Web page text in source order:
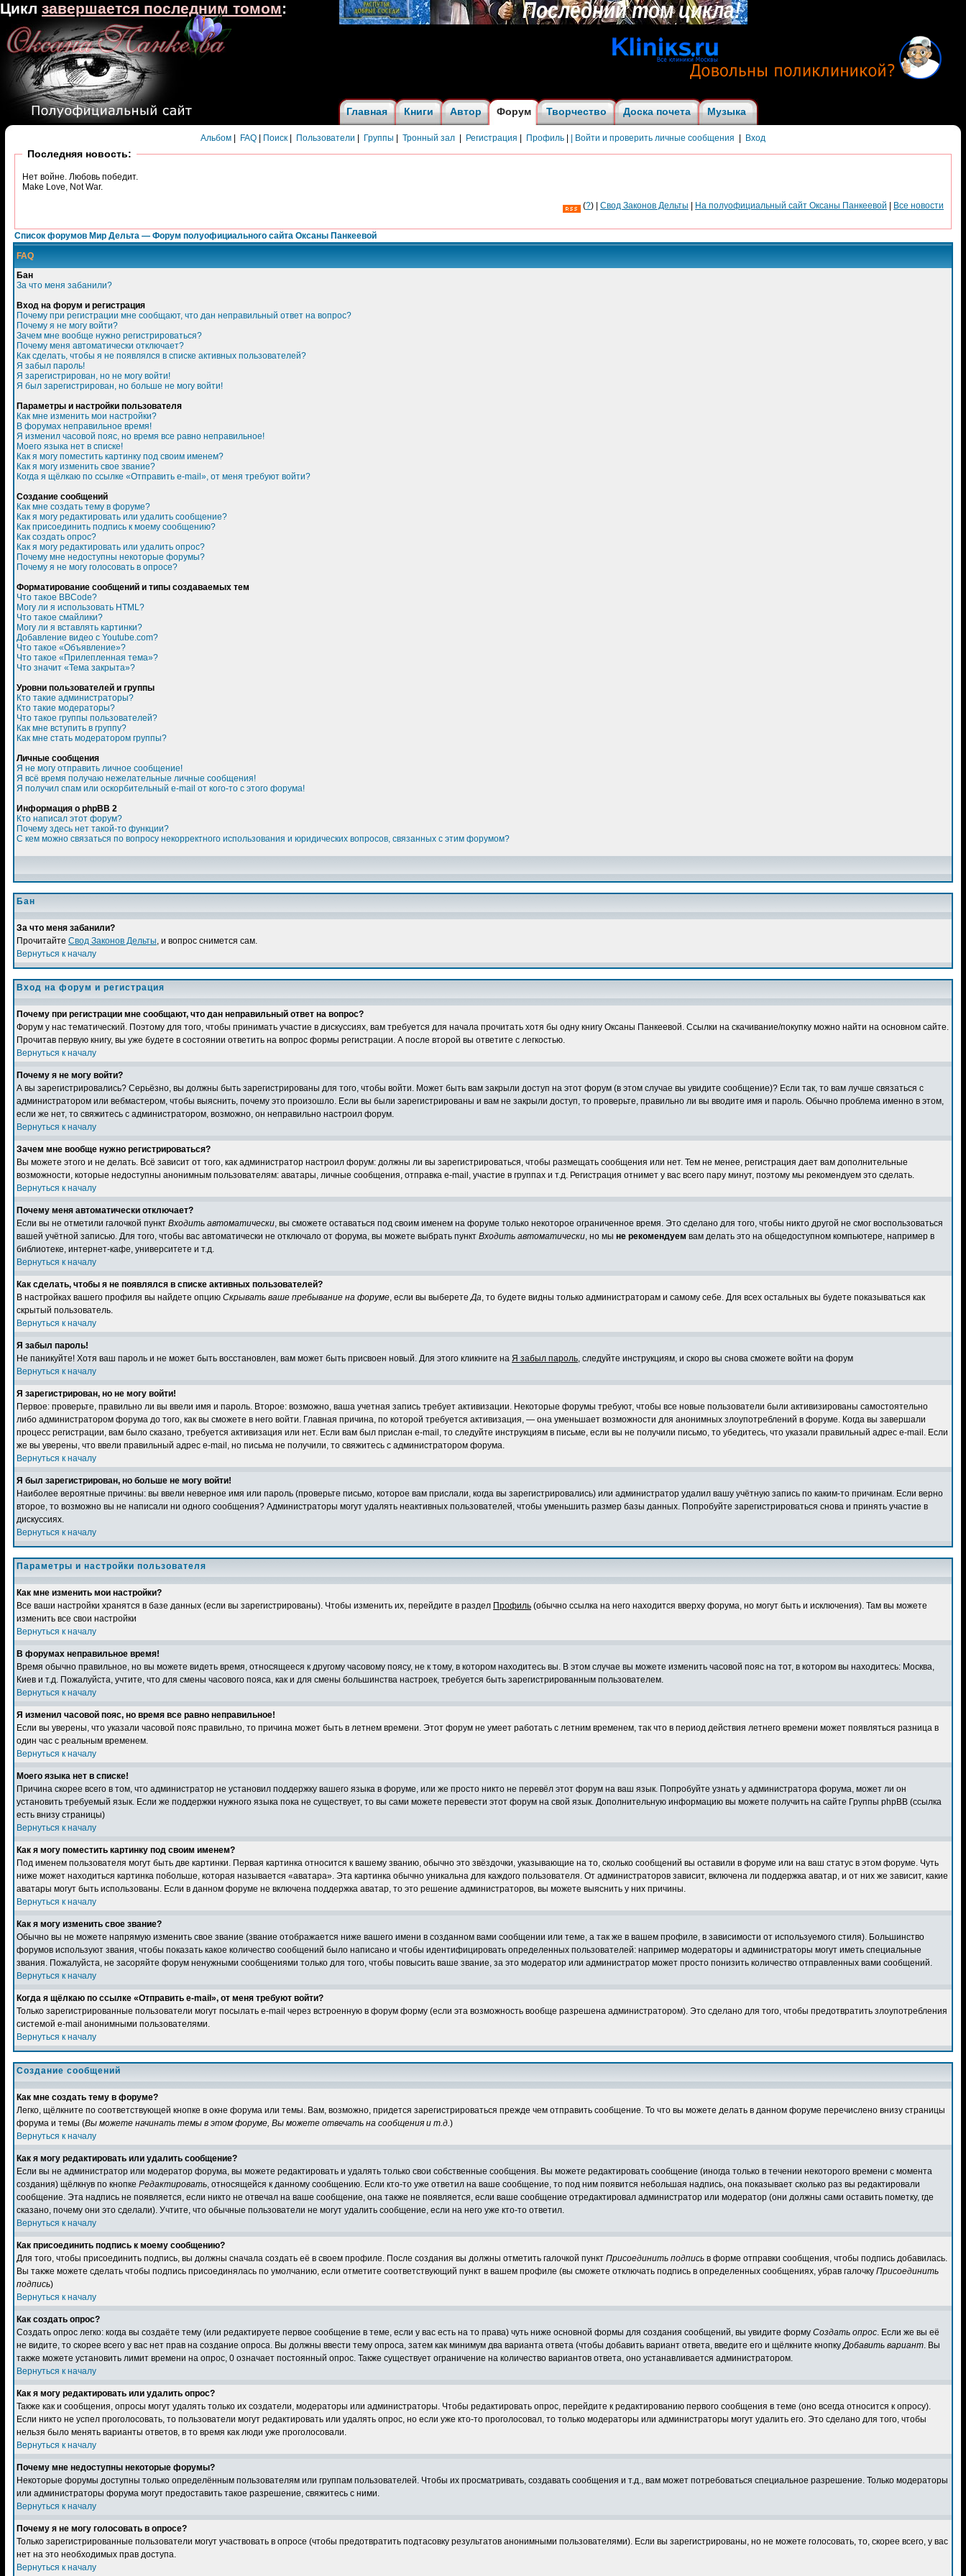
Главная Книги Автор Форум Творчество Доска почета Музыка
Альбом FAQ Поиск Пользователи Группы Тронный зал Регистрация Профиль | Войти и проверить личные сообщения Вход
Последняя новость:
Нет войне. Любовь победит.
Make Love, Not War.
(?) | Cвод Законов Дельты На полуофициальный сайт Оксаны Панкеевой Все новости
Список форумов Мир Дельта — Форум полуофициального сайта Оксаны Панкеевой
FAQ
Бан
За что меня забанили?
Вход на форум и регистрация
Почему при регистрации мне сообщают, что дан неправильный ответ на вопрос?
Почему я не могу войти?
Зачем мне вообще нужно регистрироваться?
Почему меня автоматически отключает?
Как сделать, чтобы я не появлялся в списке активных пользователей?
Я забыл пароль!
Я зарегистрирован, но не могу войти!
Я был зарегистрирован, но больше не могу войти!
Параметры и настройки пользователя
Как мне изменить мои настройки?
В форумах неправильное время!
Я изменил часовой пояс, но время все равно неправильное!
Моего языка нет в списке!
Как я могу поместить картинку под своим именем?
Как я могу изменить свое звание?
Когда я щёлкаю по ссылке «Отправить e-mail», от меня требуют войти?
Создание сообщений
Как мне создать тему в форуме?
Как я могу редактировать или удалить сообщение?
Как присоединить подпись к моему сообщению?
Как создать опрос?
Как я могу редактировать или удалить опрос?
Почему мне недоступны некоторые форумы?
Почему я не могу голосовать в опросе?
Форматирование сообщений и типы создаваемых тем
Что такое BBCode?
Могу ли я использовать HTML?
Что такое смайлики?
Могу ли я вставлять картинки?
Добавление видео с Youtube.com?
Что такое «Объявление»?
Что такое «Прилепленная тема»?
Что значит «Тема закрыта»?
Уровни пользователей и группы
Кто такие администраторы?
Кто такие модераторы?
Что такое группы пользователей?
Как мне вступить в группу?
Как мне стать модератором группы?
Личные сообщения
Я не могу отправить личное сообщение!
Я всё время получаю нежелательные личные сообщения!
Я получил спам или оскорбительный e-mail от кого-то с этого форума!
Информация о phpBB 2
Кто написал этот форум?
Почему здесь нет такой-то функции?
С кем можно связаться по вопросу некорректного использования и юридических вопросов, связанных с этим форумом?
Бан
За что меня забанили?
Прочитайте Свод Законов Дельты , и вопрос снимется сам.
Вернуться к началу
Вход на форум и регистрация
Почему при регистрации мне сообщают, что дан неправильный ответ на вопрос?
Форум у нас тематический. Поэтому для того, чтобы принимать участие в дискуссиях, вам требуется для начала прочитать хотя бы одну книгу Оксаны Панкеевой. Ссылки на скачивание/покупку можно найти на основном сайте.
Прочитав первую книгу, вы уже будете в состоянии ответить на вопрос формы регистрации. А после второй вы ответите с легкостью.
Вернуться к началу
Почему я не могу войти?
А вы зарегистрировались? Серьёзно, вы должны быть зарегистрированы для того, чтобы войти. Может быть вам закрыли доступ на этот форум (в этом случае вы увидите сообщение)? Если так, то вам лучше связаться с
администратором или вебмастером, чтобы выяснить, почему это произошло. Если вы были зарегистрированы и вам не закрыли доступ, то проверьте, правильно ли вы вводите имя и пароль. Обычно проблема именно в этом,
если же нет, то свяжитесь с администратором, возможно, он неправильно настроил форум.
Вернуться к началу
Зачем мне вообще нужно регистрироваться?
Вы можете этого и не делать. Всё зависит от того, как администратор настроил форум: должны ли вы зарегистрироваться, чтобы размещать сообщения или нет. Тем не менее, регистрация дает вам дополнительные
возможности, которые недоступны анонимным пользователям: аватары, личные сообщения, отправка e-mail, участие в группах и т.д. Регистрация отнимет у вас всего пару минут, поэтому мы рекомендуем это сделать.
Вернуться к началу
Почему меня автоматически отключает?
Если вы не отметили галочкой пункт Входить автоматически , вы сможете оставаться под своим именем на форуме только некоторое ограниченное время. Это сделано для того, чтобы никто другой не смог воспользоваться
вашей учётной записью. Для того, чтобы вас автоматически не отключало от форума, вы можете выбрать пункт Входить автоматически , но мы не рекомендуем вам делать это на общедоступном компьютере, например в
библиотеке, интернет-кафе, университете и т.д.
Вернуться к началу
Как сделать, чтобы я не появлялся в списке активных пользователей?
В настройках вашего профиля вы найдете опцию Скрывать ваше пребывание на форуме , если вы выберете Да , то будете видны только администраторам и самому себе. Для всех остальных вы будете показываться как
скрытый пользователь.
Вернуться к началу
Я забыл пароль!
Не паникуйте! Хотя ваш пароль и не может быть восстановлен, вам может быть присвоен новый. Для этого кликните на Я забыл пароль , следуйте инструкциям, и скоро вы снова сможете войти на форум
Вернуться к началу
Я зарегистрирован, но не могу войти!
Первое: проверьте, правильно ли вы ввели имя и пароль. Второе: возможно, ваша учетная запись требует активизации. Некоторые форумы требуют, чтобы все новые пользователи были активизированы самостоятельно
либо администратором форума до того, как вы сможете в него войти. Главная причина, по которой требуется активизация, — она уменьшает возможности для анонимных злоупотреблений в форуме. Когда вы завершали
процесс регистрации, вам было сказано, требуется активизация или нет. Если вам был прислан e-mail, то следуйте инструкциям в письме, если вы не получили письмо, то убедитесь, что указали правильный адрес e-mail. Если
же вы уверены, что ввели правильный адрес e-mail, но письма не получили, то свяжитесь с администратором форума.
Вернуться к началу
Я был зарегистрирован, но больше не могу войти!
Наиболее вероятные причины: вы ввели неверное имя или пароль (проверьте письмо, которое вам прислали, когда вы зарегистрировались) или администратор удалил вашу учётную запись по каким-то причинам. Если верно
второе, то возможно вы не написали ни одного сообщения? Администраторы могут удалять неактивных пользователей, чтобы уменьшить размер базы данных. Попробуйте зарегистрироваться снова и принять участие в
дискуссиях.
Вернуться к началу
Параметры и настройки пользователя
Как мне изменить мои настройки?
Все ваши настройки хранятся в базе данных (если вы зарегистрированы). Чтобы изменить их, перейдите в раздел Профиль (обычно ссылка на него находится вверху форума, но могут быть и исключения). Там вы можете
изменить все свои настройки
Вернуться к началу
В форумах неправильное время!
Время обычно правильное, но вы можете видеть время, относящееся к другому часовому поясу, не к тому, в котором находитесь вы. В этом случае вы можете изменить часовой пояс на тот, в котором вы находитесь: Москва,
Киев и т.д. Пожалуйста, учтите, что для смены часового пояса, как и для смены большинства настроек, требуется быть зарегистрированным пользователем.
Вернуться к началу
Я изменил часовой пояс, но время все равно неправильное!
Если вы уверены, что указали часовой пояс правильно, то причина может быть в летнем времени. Этот форум не умеет работать с летним временем, так что в период действия летнего времени может появляться разница в
один час с реальным временем.
Вернуться к началу
Моего языка нет в списке!
Причина скорее всего в том, что администратор не установил поддержку вашего языка в форуме, или же просто никто не перевёл этот форум на ваш язык. Попробуйте узнать у администратора форума, может ли он
установить требуемый язык. Если же поддержки нужного языка пока не существует, то вы сами можете перевести этот форум на свой язык. Дополнительную информацию вы можете получить на сайте Группы phpBB (ссылка
есть внизу страницы)
Вернуться к началу
Как я могу поместить картинку под своим именем?
Под именем пользователя могут быть две картинки. Первая картинка относится к вашему званию, обычно это звёздочки, указывающие на то, сколько сообщений вы оставили в форуме или на ваш статус в этом форуме. Чуть
ниже может находиться картинка побольше, которая называется «аватара». Эта картинка обычно уникальна для каждого пользователя. От администраторов зависит, включена ли поддержка аватар, и от них же зависит, какие
аватары могут быть использованы. Если в данном форуме не включена поддержка аватар, то это решение администраторов, вы можете выяснить у них причины.
Вернуться к началу
Как я могу изменить свое звание?
Обычно вы не можете напрямую изменить свое звание (звание отображается ниже вашего имени в созданном вами сообщении или теме, а так же в вашем профиле, в зависимости от используемого стиля). Большинство
форумов используют звания, чтобы показать какое количество сообщений было написано и чтобы идентифицировать определенных пользователей: например модераторы и администраторы могут иметь специальные
звания. Пожалуйста, не засоряйте форум ненужными сообщениями только для того, чтобы повысить ваше звание, за это модератор или администратор может просто понизить количество отправленных вами сообщений.
Вернуться к началу
Когда я щёлкаю по ссылке «Отправить e-mail», от меня требуют войти?
Только зарегистрированные пользователи могут посылать e-mail через встроенную в форум форму (если эта возможность вообще разрешена администратором). Это сделано для того, чтобы предотвратить злоупотребления
системой e-mail анонимными пользователями.
Вернуться к началу
Создание сообщений
Как мне создать тему в форуме?
Легко, щёлкните по соответствующей кнопке в окне форума или темы. Вам, возможно, придется зарегистрироваться прежде чем отправить сообщение. То что вы можете делать в данном форуме перечислено внизу страницы
форума и темы (Вы можете начинать темы в этом форуме, Вы можете отвечать на сообщения и т.д. )
Вернуться к началу
Как я могу редактировать или удалить сообщение?
Если вы не администратор или модератор форума, вы можете редактировать и удалять только свои собственные сообщения. Вы можете редактировать сообщение (иногда только в течении некоторого времени с момента
создания) щёлкнув по кнопке Редактировать , относящейся к данному сообщению. Если кто-то уже ответил на ваше сообщение, то под ним появится небольшая надпись, она показывает сколько раз вы редактировали
сообщение. Эта надпись не появляется, если никто не отвечал на ваше сообщение, она также не появляется, если ваше сообщение отредактировал администратор или модератор (они должны сами оставить пометку, где
сказано, почему они это сделали). Учтите, что обычные пользователи не могут удалить сообщение, если на него уже кто-то ответил.
Вернуться к началу
Как присоединить подпись к моему сообщению?
Для того, чтобы присоединить подпись, вы должны сначала создать её в своем профиле. После создания вы должны отметить галочкой пункт Присоединить подпись в форме отправки сообщения, чтобы подпись добавилась.
Вы также можете сделать чтобы подпись присоединялась по умолчанию, если отметите соответствующий пункт в вашем профиле (вы сможете отключать подпись в определенных сообщениях, убрав галочку Присоединить
подпись)
Вернуться к началу
Как создать опрос?
Создать опрос легко: когда вы создаёте тему (или редактируете первое сообщение в теме, если у вас есть на то права) чуть ниже основной формы для создания сообщений, вы увидите форму Создать опрос . Если же вы её
не видите, то скорее всего у вас нет прав на создание опроса. Вы должны ввести тему опроса, затем как минимум два варианта ответа (чтобы добавить вариант ответа, введите его и щёлкните кнопку Добавить вариант . Вы
также можете установить лимит времени на опрос, 0 означает постоянный опрос. Также существует ограничение на количество вариантов ответа, оно устанавливается администратором.
Вернуться к началу
Как я могу редактировать или удалить опрос?
Также как и сообщения, опросы могут удалять только их создатели, модераторы или администраторы. Чтобы редактировать опрос, перейдите к редактированию первого сообщения в теме (оно всегда относится к опросу).
Если никто не успел проголосовать, то пользователи могут редактировать или удалять опрос, но если уже кто-то проголосовал, то только модераторы или администраторы могут удалить его. Это сделано для того, чтобы
нельзя было менять варианты ответов, в то время как люди уже проголосовали.
Вернуться к началу
Почему мне недоступны некоторые форумы?
Некоторые форумы доступны только определённым пользователям или группам пользователей. Чтобы их просматривать, создавать сообщения и т.д., вам может потребоваться специальное разрешение. Только модераторы
или администраторы форума могут предоставить такое разрешение, свяжитесь с ними.
Вернуться к началу
Почему я не могу голосовать в опросе?
Только зарегистрированные пользователи могут участвовать в опросе (чтобы предотвратить подтасовку результатов анонимными пользователями). Если вы зарегистрированы, но не можете голосовать, то, скорее всего, у вас
нет на это необходимых прав доступа.
Вернуться к началу
Цикл завершается последним томом: